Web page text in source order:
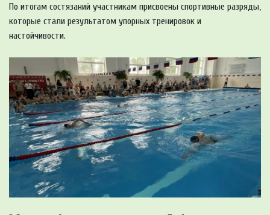
По итогам состязаний участникам присвоены спортивные разряды,
которые стали результатом упорных тренировок и
настойчивости.